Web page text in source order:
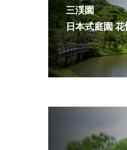
三渓園
日本式庭園 花